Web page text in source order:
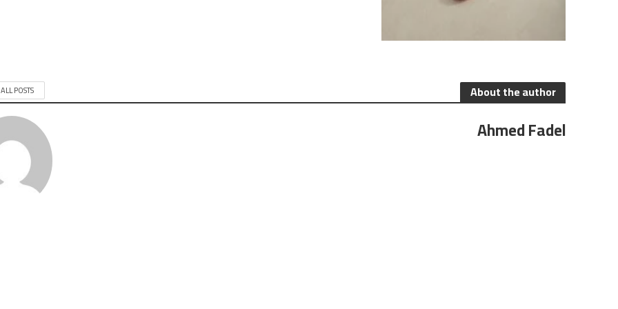
About the author
POSTS
Ahmed Fadel